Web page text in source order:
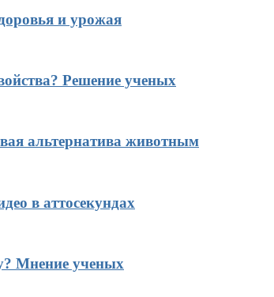
и урожая
Решение ученых
альтернатива животным
в аттосекундах
Мнение ученых